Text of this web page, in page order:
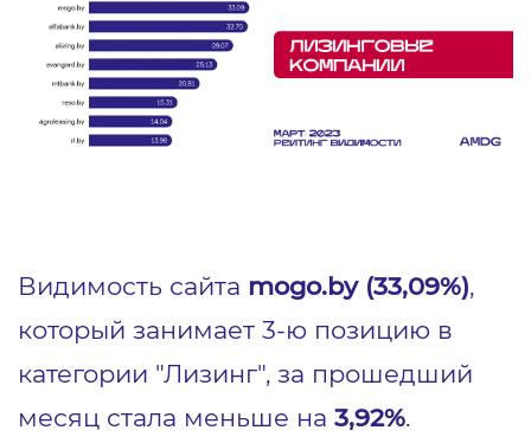
Видимость сайта mogo.by (33,09%),
который занимает 3-ю позицию в
категории "Лизинг", за прошедший
месяц стала меньше на 3,92%.